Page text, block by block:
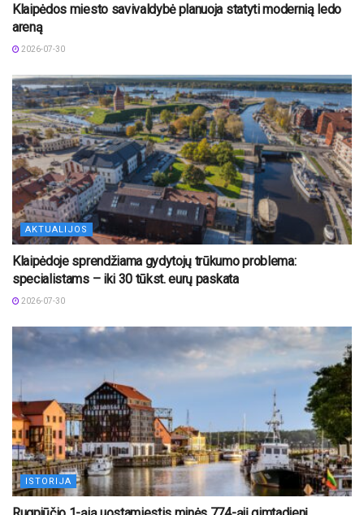
Klaipėdos miesto savivaldybė planuoja statyti modernią ledo
areną
2026-07-30
AKTUALIJOS
Klaipėdoje sprendžiama gydytojų trūkumo problema:
specialistams – iki 30 tūkst. eurų paskata
2026-07-30
ISTORIJA